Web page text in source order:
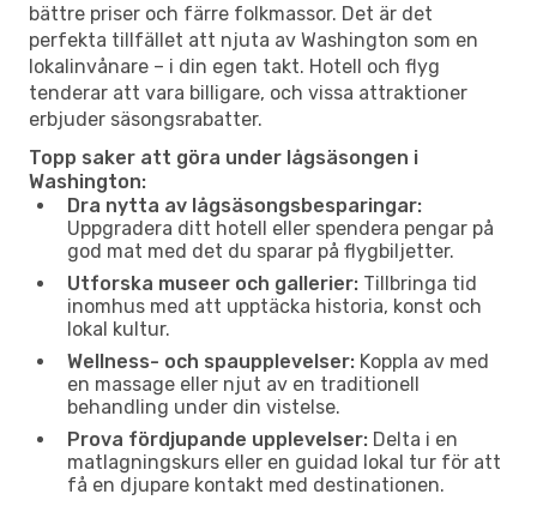
bättre priser och färre folkmassor. Det är det
perfekta tillfället att njuta av Washington som en
lokalinvånare – i din egen takt. Hotell och flyg
tenderar att vara billigare, och vissa attraktioner
erbjuder säsongsrabatter.
Topp saker att göra under lågsäsongen i
Washington:
Dra nytta av lågsäsongsbesparingar:
Uppgradera ditt hotell eller spendera pengar på
god mat med det du sparar på flygbiljetter.
Utforska museer och gallerier: Tillbringa tid
inomhus med att upptäcka historia, konst och
lokal kultur.
Wellness- och spaupplevelser: Koppla av med
en massage eller njut av en traditionell
behandling under din vistelse.
Prova fördjupande upplevelser: Delta i en
matlagningskurs eller en guidad lokal tur för att
få en djupare kontakt med destinationen.